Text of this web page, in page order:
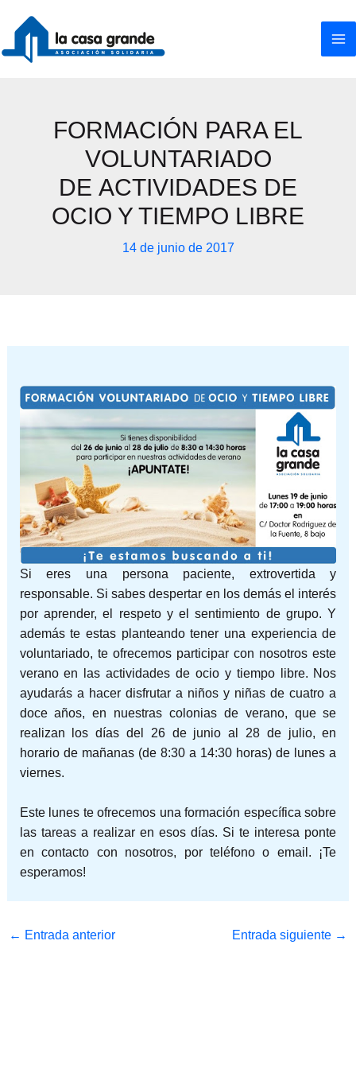
contenido
FORMACIÓN PARA EL
VOLUNTARIADO
DE ACTIVIDADES DE
OCIO Y TIEMPO LIBRE
14 de junio de 2017
Si eres una persona paciente, extrovertida y
responsable. Si sabes despertar en los demás el interés
por aprender, el respeto y el sentimiento de grupo. Y
además te estas planteando tener una experiencia de
voluntariado, te ofrecemos participar con nosotros este
verano en las actividades de ocio y tiempo libre. Nos
ayudarás a hacer disfrutar a niños y niñas de cuatro a
doce años, en nuestras colonias de verano, que se
realizan los días del 26 de junio al 28 de julio, en
horario de mañanas (de 8:30 a 14:30 horas) de lunes a
viernes.
Este lunes te ofrecemos una formación específica sobre
las tareas a realizar en esos días. Si te interesa ponte
en contacto con nosotros, por teléfono o email. ¡Te
esperamos!
← Entrada anterior Entrada siguiente →